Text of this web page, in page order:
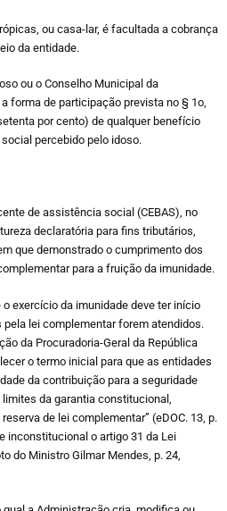
ou casa-lar, é facultada a cobrança
da entidade.
ou o Conselho Municipal da
forma de participação prevista no § 1o,
por cento) de qualquer benefício
percebido pelo idoso.
de assistência social (CEBAS), no
declaratória para fins tributários,
que demonstrado o cumprimento dos
para a fruição da imunidade.
exercício da imunidade deve ter início
lei complementar forem atendidos.
da Procuradoria-Geral da República
o termo inicial para que as entidades
da contribuição para a seguridade
da garantia constitucional,
de lei complementar” (eDOC. 13, p.
inconstitucional o artigo 31 da Lei
do Ministro Gilmar Mendes, p. 24,